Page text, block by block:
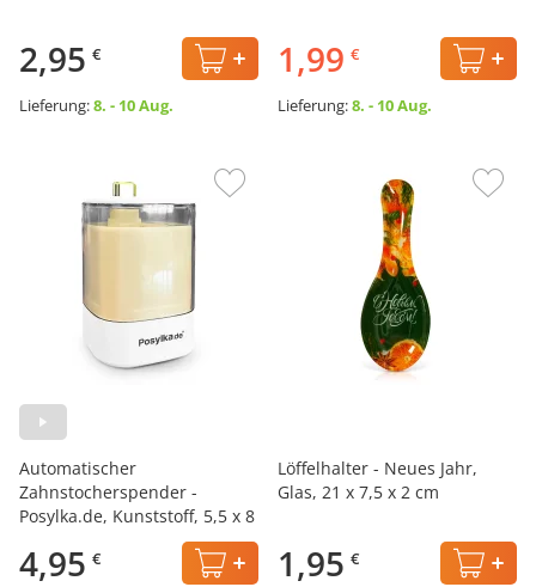
2,95 €
Lieferung:8. - 10 Aug.
1,99 €
Lieferung:8. - 10 Aug.
Automatischer
Zahnstocherspender -
Posylka.de, Kunststoff, 5,5 x 8
4,95 €
Löffelhalter - Neues Jahr,
Glas, 21 x 7,5 x 2 cm
1,95 €